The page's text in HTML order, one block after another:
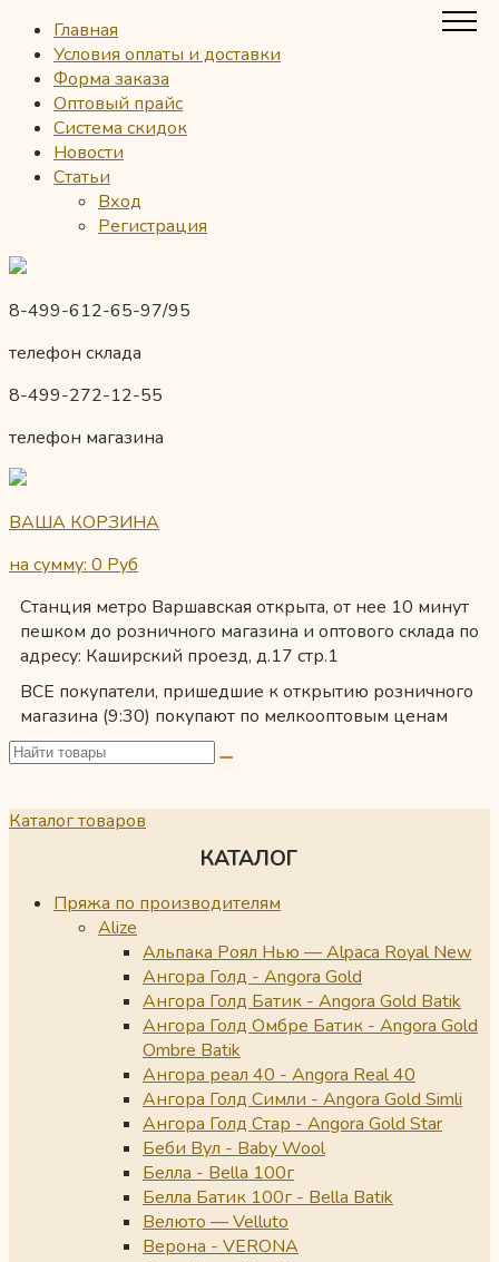
Главная
Условия оплаты и доставки
Форма заказа
Оптовый прайс
Система скидок
Новости
Статьи
Вход
Регистрация
8-499-612-65-97/95
телефон склада
8-499-272-12-55
телефон магазина
ВАША КОРЗИНА
на сумму: 0 Руб
Станция метро Варшавская открыта, от нее 10 минут
пешком до розничного магазина и оптового склада по
адресу: Каширский проезд, д.17 стр.1
ВСЕ покупатели, пришедшие к открытию розничного
магазина (9:30) покупают по мелкооптовым ценам
Каталог товаров
КАТАЛОГ
Пряжа по производителям
Alize
Альпака Роял Нью — Alpaca Royal New
Ангора Голд - Angora Gold
Ангора Голд Батик - Angora Gold Batik
Ангора Голд Омбре Батик - Angora Gold
Ombre Batik
Ангора реал 40 - Angora Real 40
Ангора Голд Симли - Angora Gold Simli
Ангора Голд Стар - Angora Gold Star
Беби Вул - Baby Wool
Белла - Bella 100г
Белла Батик 100г - Bella Batik
Велюто — Velluto
Верона - VERONA